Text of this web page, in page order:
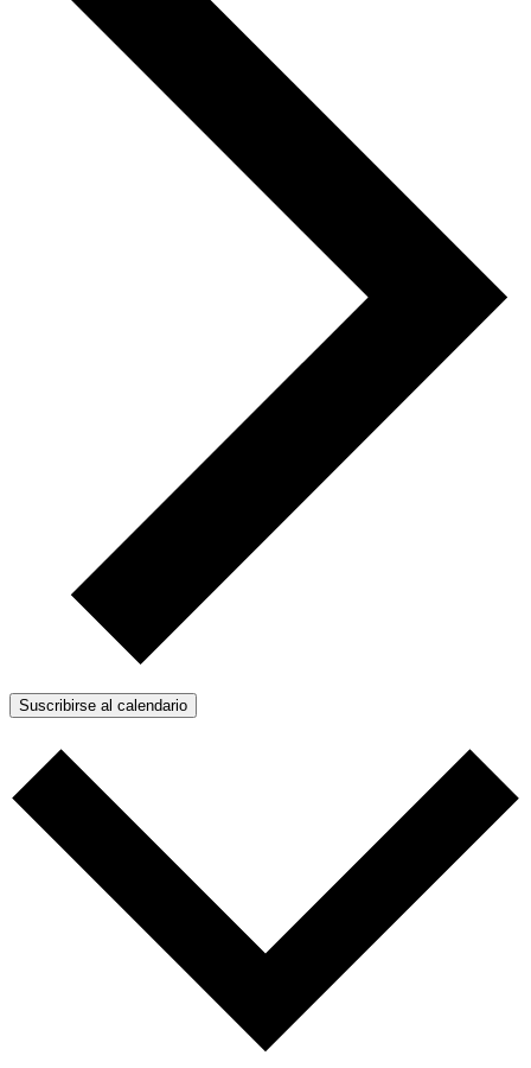
Suscribirse al calendario